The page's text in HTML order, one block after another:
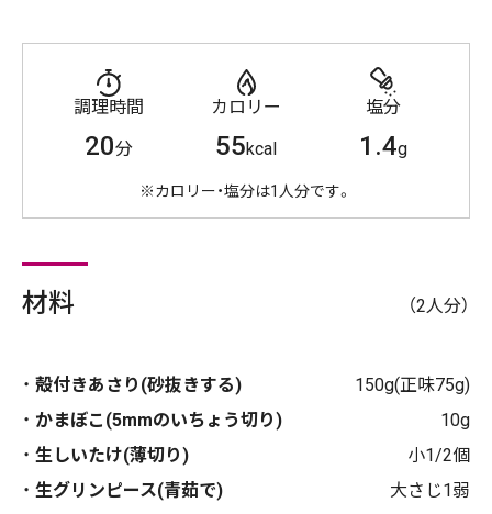
調理時間
20分
カロリー
55kcal
塩分
1.4g
※カロリー・塩分は1人分です。
材料 （2人分）
殻付きあさり(砂抜きする)
150g(正味75g)
かまぼこ(5mmのいちょう切り)
10g
生しいたけ(薄切り)
小1/2個
生グリンピース(青茹で)
大さじ1弱